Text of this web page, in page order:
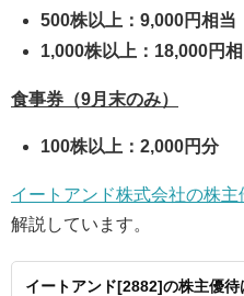
500株以上：9,000円相当
1,000株以上：18,000円
食事券（9月末のみ）
100株以上：2,000円分
イートアンド株式会社の株主
解説しています。
イートアンド[2882]の株主優待